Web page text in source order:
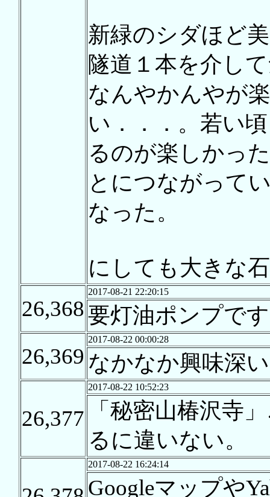
新緑のシダほど
隧道１本を介し
なんやかんやが
い．．．。若い
るのが楽しかっ
とにつながって
なった。
にしても大きな
26,368
2017-08-21 22:20:15
要灯油ポンプで
26,369
2017-08-22 00:00:28
なかなか興味深
26,377
2017-08-22 10:52:23
「秘密山椿沢寺
るに違いない。
2017-08-22 16:24:14
Googleマップや